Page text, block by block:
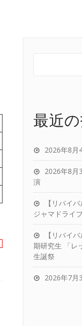
最近
2026年8月
2026年8月
演
【リバイ
ジャマドライ
【リバイ
期研究生 「レ
生誕祭
2026年7月